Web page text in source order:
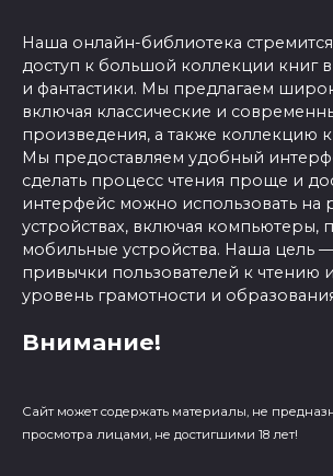
Наша онлайн-библиотека
доступ к большой коллекции книг
и фантастики. Мы предлагаем
включая классические и
произведения, а также коллекцию
Мы предоставляем удобный
сделать процесс чтения проще и
интерфейс можно использовать на
устройствах, включая компьютеры,
мобильные устройства. Наша цель
привычки пользователей к чтению
уровень грамотности и
Внимание!
Сайт может содержать материалы, не
просмотра лицами, не достигшими 18 лет!